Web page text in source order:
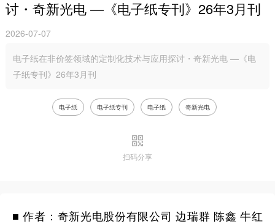
讨・奇新光电 —《电子纸专刊》26年3月刊
2026-07-07
电子纸在非价签领域的定制化技术与应用探讨・奇新光电 —《电
子纸专刊》26年3月刊
电子纸 电子纸专刊 电子纸 奇新光电
扫码分享
■ 作者：奇新光电股份有限公司 边瑞群 陈鑫 牛红